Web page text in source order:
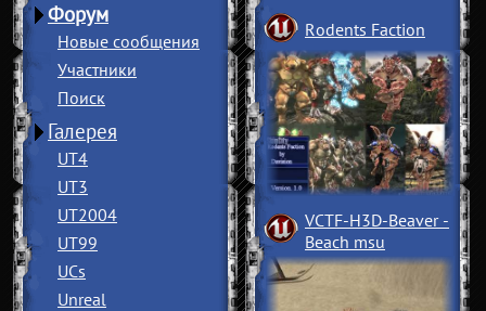
Форум
Новые сообщения
Участники
Поиск
Галерея
UT4
UT3
UT2004
UT99
UCs
Unreal
Rodents Faction
VCTF-H3D-Beaver ­
Beach msu